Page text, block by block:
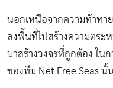
นอกเหนือจากความท้าทา
ลงพื้นที่ไปสร้างความตร
มาสร้างวงจรที่ถูกต้อง ใน
ของทีม Net Free Seas นั้